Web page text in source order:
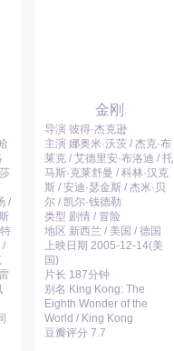
/
/
金刚
导演 彼得·杰克逊
主演 娜奥米·沃茨 / 杰克·布
莱克 / 艾德里安·布洛迪 / 托
马斯·克莱舒曼 / 科林·汉克
斯 / 安迪·瑟金斯 / 杰米·贝
尔 / 凯尔·钱德勒
类型 剧情 / 冒险
地区 新西兰 / 美国 / 德国
上映日期 2005-12-14(美
国)
片长 187分钟
别名 King Kong: The
Eighth Wonder of the
World / King Kong
豆瓣评分 7.7